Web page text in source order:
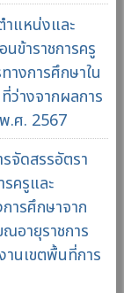
ำแหน่งและ
นข้าราชการครู
างการศึกษาใน
ว่างจากผลการ
พ.ศ. 2567
จัดสรรอัตรา
รครูและ
ารศึกษาจาก
อายุราชการ
นเขตพื้นที่การ